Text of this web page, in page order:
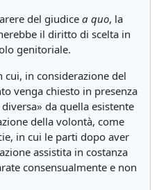
del giudice a quo, la
il diritto di scelta in
genitoriale.
cui, in considerazione del
venga chiesto in presenza
da quella esistente
della volontà, come
in cui le parti dopo aver
assistita in costanza
consensualmente e non